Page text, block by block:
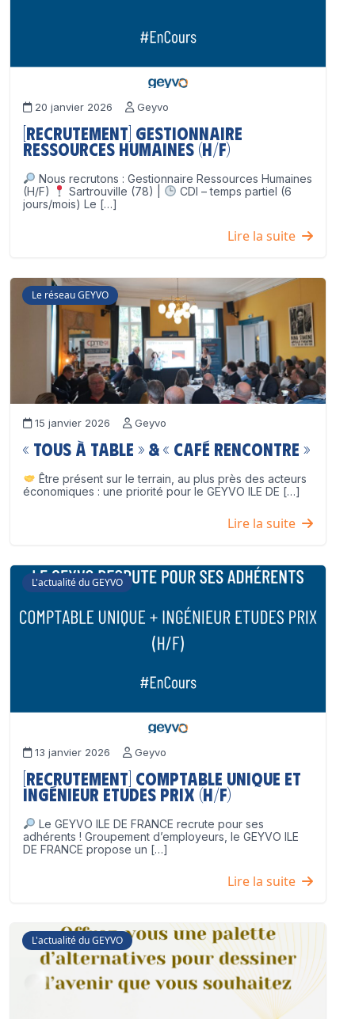
20 janvier 2026 Geyvo
[Recrutement] Gestionnaire
Ressources Humaines (H/F)
Nous recrutons : Gestionnaire Ressources Humaines
(H/F)
Sartrouville (78) |
CDI – temps partiel (6
jours/mois) Le […]
Lire la suite
Le réseau GEYVO
15 janvier 2026 Geyvo
« Tous à table » & « Café Rencontre »
Être présent sur le terrain, au plus près des acteurs
économiques : une priorité pour le GEYVO ILE DE […]
Lire la suite
L'actualité du GEYVO
13 janvier 2026 Geyvo
[Recrutement] Comptable unique et
Ingénieur Etudes Prix (H/F)
Le GEYVO ILE DE FRANCE recrute pour ses
adhérents ! Groupement d’employeurs, le GEYVO ILE
DE FRANCE propose un […]
Lire la suite
L'actualité du GEYVO